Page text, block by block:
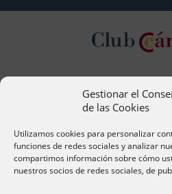
Gestionar el
de las Cookies
Utilizamos cookies para personalizar
funciones de redes sociales y analizar
compartimos información sobre cómo
nuestros socios de redes sociales, de
961 366